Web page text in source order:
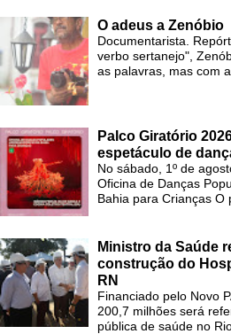
O adeus a Zenóbio
Documentarista.
verbo sertanejo",
as palavras, mas com
Palco Giratório
espetáculo de
No sábado, 1º de
Oficina de Danças
Bahia para Crianças O
Ministro da Saúde
construção do
RN
Financiado pelo Novo
200,7 milhões será
pública de saúde no